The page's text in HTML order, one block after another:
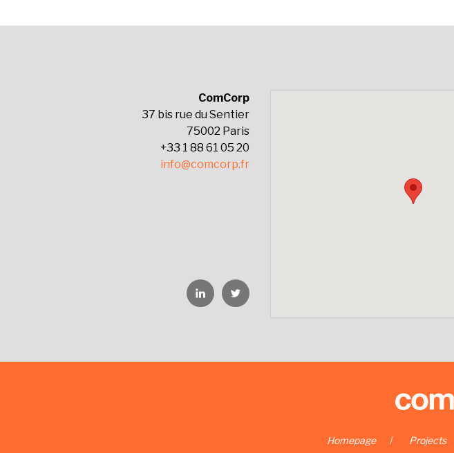
ComCorp
37 bis rue du Sentier
75002 Paris
+33 1 88 61 05 20
info@comcorp.fr
LinkedinTwitter
Homepage Projects